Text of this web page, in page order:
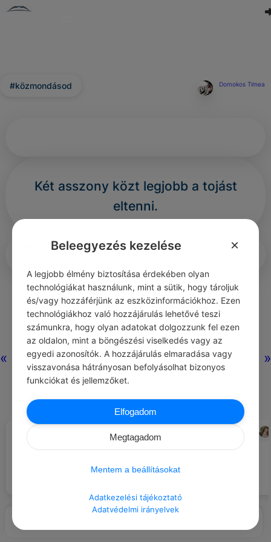
« »
#közmondásod Domokos Timea
Két asszony közt legjobb a tojást
eltenni.
0 347
Nincs még hozzászólás.
#ÖNFEJLESZTÉS
Keresd a pozitív visszajelzéseket,
MEG CABOT
Ha bízol önmagadban, nyert
vonzódnak ahhoz, akire
személy könnyen vezető
Beleegyezés kezelése ×
A legjobb élmény biztosítása érdekében olyan
technológiákat használunk, mint a sütik, hogy tároljuk
és/vagy hozzáférjünk az eszközinformációkhoz. Ezen
technológiákhoz való hozzájárulás lehetővé teszi
számunkra, hogy olyan adatokat dolgozzunk fel ezen
az oldalon, mint a böngészési viselkedés vagy az
egyedi azonosítók. A hozzájárulás elmaradása vagy
visszavonása hátrányosan befolyásolhat bizonyos
funkciókat és jellemzőket.
Elfogadom
Megtagadom
Mentem a beállításokat
Adatkezelési tájékoztató
Adatvédelmi irányelvek